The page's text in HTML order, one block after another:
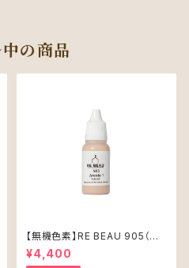
の商品
【無機色素】RE BEAU 905（ア
レオラ）15ml
¥4,400